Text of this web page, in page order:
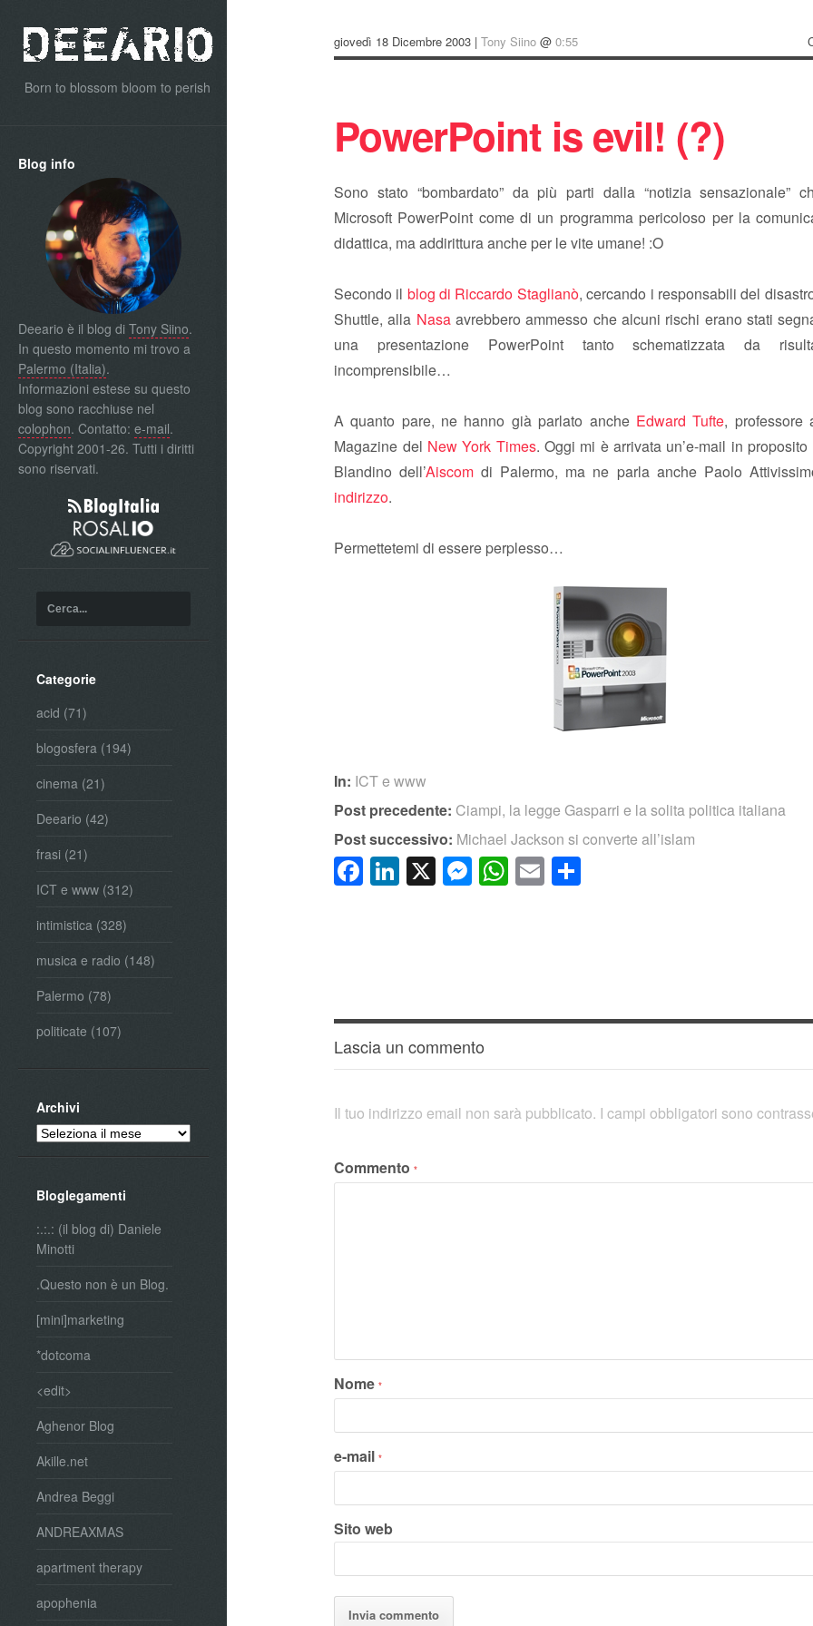
Born to blossom bloom to perish
Blog info
Deeario è il blog di Tony Siino.
In questo momento mi trovo a
Palermo (Italia).
Informazioni estese su questo
blog sono racchiuse nel
colophon. Contatto: e-mail.
Copyright 2001-26. Tutti i diritti
sono riservati.
Categorie
acid (71)
blogosfera (194)
cinema (21)
Deeario (42)
frasi (21)
ICT e www (312)
intimistica (328)
musica e radio (148)
Palermo (78)
politicate (107)
Archivi
Archivi
Bloglegamenti
:.:.: (il blog di) Daniele
Minotti
.Questo non è un Blog.
[mini]marketing
*dotcoma
<edit>
Aghenor Blog
Akille.net
Andrea Beggi
ANDREAXMAS
apartment therapy
apophenia
giovedì 18 Dicembre 2003 |Tony Siino @0:55
PowerPoint is evil! (?)
Sono stato “bombardato” da più parti dalla “notizia sensazionale”
Microsoft PowerPoint come di un programma pericoloso per la
didattica, ma addirittura anche per le vite umane! :O
Secondo il blog di Riccardo Staglianò, cercando i responsabili del
Shuttle, alla Nasaavrebbero ammesso che alcuni rischi erano stati
una presentazione PowerPoint tanto schematizzata da
incomprensibile…
A quanto pare, ne hanno già parlato anche Edward Tufte,
Magazine del New York Times. Oggi mi è arrivata un’e-mail in
Blandino dell’Aiscom di Palermo, ma ne parla anche Paolo
indirizzo.
Permettetemi di essere perplesso…
In: ICT e www
Post precedente: Ciampi, la legge Gasparri e la solita politica italiana
Post successivo: Michael Jackson si converte all’islam
Facebook
LinkedIn
X Messenger
WhatsApp
Email
Lascia un commento
Il tuo indirizzo email non sarà pubblicato. I campi obbligatori sono
Commento*
Nome*
e-mail*
Sito web